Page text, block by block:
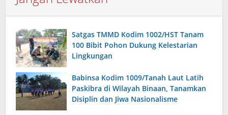
Satgas TMMD Kodim 1002/HST Tanam
100 Bibit Pohon Dukung Kelestarian
Lingkungan
Babinsa Kodim 1009/Tanah Laut Latih
Paskibra di Wilayah Binaan, Tanamkan
Disiplin dan Jiwa Nasionalisme